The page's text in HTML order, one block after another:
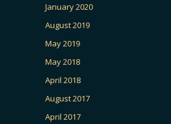
January 2020
August 2019
May 2019
May 2018
April 2018
August 2017
April 2017